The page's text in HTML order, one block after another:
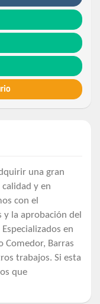
una gran
y en
con el
la aprobación del
en
Comedor, Barras
trabajos. Si esta
que